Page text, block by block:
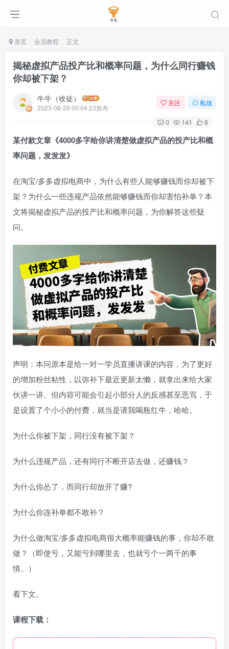
首页 会员教程 正文
揭秘虚拟产品投产比和概率问题，为什么同行赚钱
你却被下架？
牛牛（收徒）
2023-08-29 00:04:23发布
关注 私信
0 141 6
某付款文章《4000多字给你讲清楚做虚拟产品的投产比和概
率问题，发发发》
在淘宝/多多虚拟电商中，为什么有些人能够赚钱而你却被下
架？为什么一些违规产品依然能够赚钱而你却害怕补单？本
文将揭秘虚拟产品的投产比和概率问题，为你解答这些疑
问。
声明：本问原本是给一对一学员直播讲课的内容，为了更好
的增加粉丝粘性，以弥补下最近更新太懒，就拿出来给大家
伙讲一讲。但内容可能会引起小部分人的反感甚至恶骂，于
是设置了个小小的付费，就当是请我喝瓶红牛，哈哈。
为什么你被下架，同行没有被下架？
为什么违规产品，还有同行不断开店去做，还赚钱？
为什么你怂了，而同行却放开了赚?
为什么你连补单都不敢补？
为什么做淘宝/多多虚拟电商很大概率能赚钱的事，你却不敢
做？（即使亏，又能亏到哪里去，也就亏个一两千的事
情。）
看下文。
课程下载：